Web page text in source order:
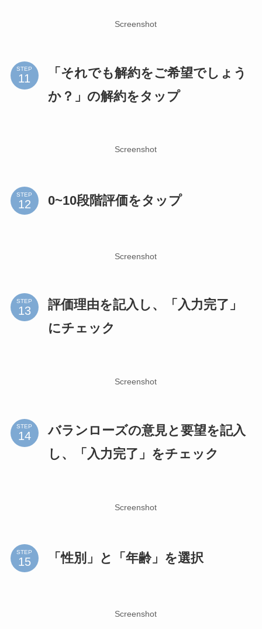
Screenshot
STEP
「それでも解約をご希望でしょう
か？」の解約をタップ
Screenshot
STEP 0~10段階評価をタップ
Screenshot
STEP
評価理由を記入し、「入力完了」
にチェック
Screenshot
STEP
バランローズの意見と要望を記入
し、「入力完了」をチェック
Screenshot
STEP 「性別」と「年齢」を選択
Screenshot